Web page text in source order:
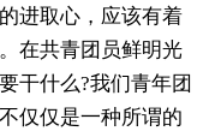
进取心，应该有着
在共青团员鲜明光
干什么?我们青年团
仅仅是一种所谓的